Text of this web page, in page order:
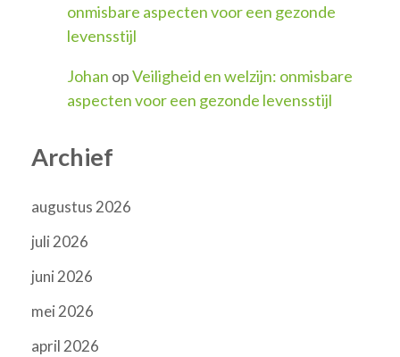
onmisbare aspecten voor een gezonde
levensstijl
Johan opVeiligheid en welzijn: onmisbare
aspecten voor een gezonde levensstijl
Archief
augustus 2026
juli 2026
juni 2026
mei 2026
april 2026